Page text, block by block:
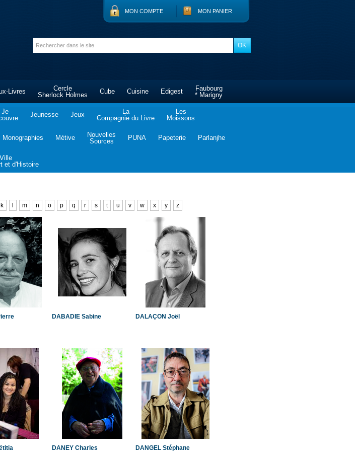
MON COMPTE MON PANIER
Livres
Cercle
Sherlock Holmes
Cube Cuisine Edigest
Faubourg
* Marigny
Je
Jeunesse Jeux
La
Compagnie du Livre
Les
Moissons
Monographies Métive
Nouvelles
Sources
PUNA Papeterie Parlanjhe
Ville
et d'Histoire
k m n o p q r s t u v w x y z
DABADIE Sabine DALAÇON Joël
DANEY Charles DANGEL Stéphane